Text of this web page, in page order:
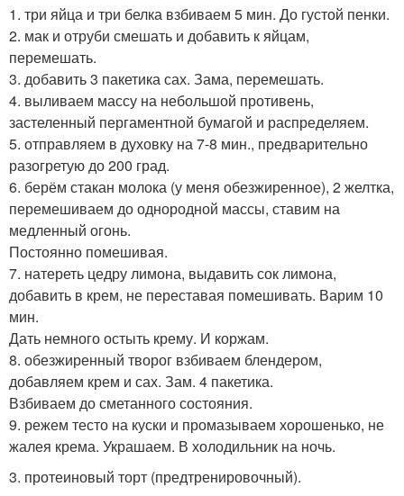
1. три яйца и три белка взбиваем 5 мин. До густой пенки.
2. мак и отруби смешать и добавить к яйцам,
перемешать.
3. добавить 3 пакетика сах. Зама, перемешать.
4. выливаем массу на небольшой противень,
застеленный пергаментной бумагой и распределяем.
5. отправляем в духовку на 7-8 мин., предварительно
разогретую до 200 град.
6. берём стакан молока (у меня обезжиренное), 2 желтка,
перемешиваем до однородной массы, ставим на
медленный огонь.
Постоянно помешивая.
7. натереть цедру лимона, выдавить сок лимона,
добавить в крем, не переставая помешивать. Варим 10
мин.
Дать немного остыть крему. И коржам.
8. обезжиренный творог взбиваем блендером,
добавляем крем и сах. Зам. 4 пакетика.
Взбиваем до сметанного состояния.
9. режем тесто на куски и промазываем хорошенько, не
жалея крема. Украшаем. В холодильник на ночь.
3. протеиновый торт (предтренировочный).